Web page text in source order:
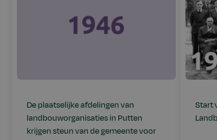
De plaatselijke afdelingen van
landbouworganisaties in Putten
krijgen steun van de gemeente voor
Start